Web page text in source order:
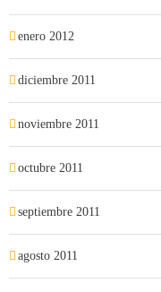
enero 2012
diciembre 2011
noviembre 2011
octubre 2011
septiembre 2011
agosto 2011